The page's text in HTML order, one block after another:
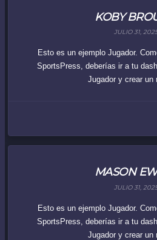
KOBY
JULIO 31,
Esto es un ejemplo Jugador.
SportsPress, deberías ir a tu
Jugador y crear un
MASON
JULIO 31,
Esto es un ejemplo Jugador.
SportsPress, deberías ir a tu
Jugador y crear un